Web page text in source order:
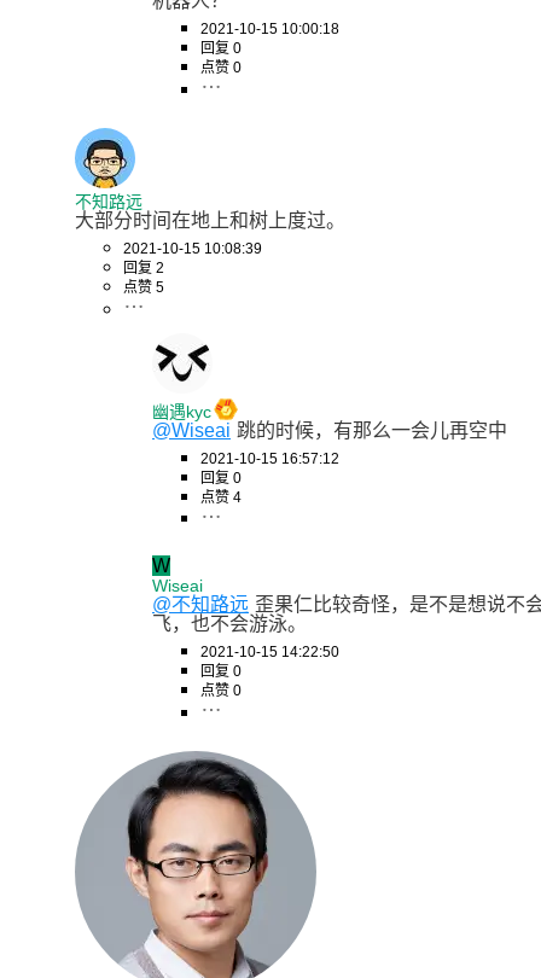
2021-10-15 10:00:18
回复 0
点赞 0
不知路远
大部分时间在地上和树上度过。
2021-10-15 10:08:39
回复 2
点赞 5
幽遇kyc
@Wiseai 跳的时候，有那么一会儿再空中
2021-10-15 16:57:12
回复 0
点赞 4
W
Wiseai
@不知路远 歪果仁比较奇怪，是不是想说不
飞，也不会游泳。
2021-10-15 14:22:50
回复 0
点赞 0